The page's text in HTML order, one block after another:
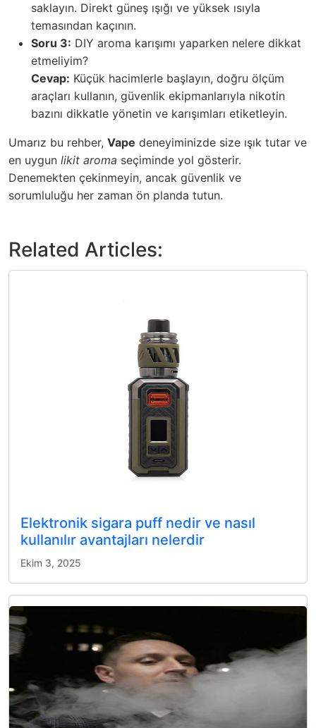
saklayın. Direkt güneş ışığı ve yüksek ısıyla
temasından kaçının.
Soru 3: DIY aroma karışımı yaparken nelere dikkat
etmeliyim?
Cevap: Küçük hacimlerle başlayın, doğru ölçüm
araçları kullanın, güvenlik ekipmanlarıyla nikotin
bazını dikkatle yönetin ve karışımları etiketleyin.
Umarız bu rehber, Vape deneyiminizde size ışık tutar ve
en uygun likit aroma seçiminde yol gösterir.
Denemekten çekinmeyin, ancak güvenlik ve
sorumluluğu her zaman ön planda tutun.
Related Articles:
Elektronik sigara puff nedir ve nasıl
kullanılır avantajları nelerdir
Ekim 3, 2025